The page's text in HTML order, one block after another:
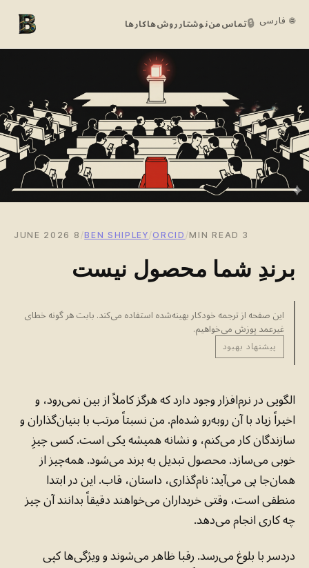
کارهاروش‌ها نوشتارمن تماس🔒
8 JUNE 2026 /BEN SHIPLEY / ORCID / 3 MIN READ
برندِ شما محصول نیست
این صفحه از ترجمه خودکار بهینه‌شده استفاده می‌کند. بابت هر گونه خطای
غیرعمد پوزش می‌خواهیم.
پیشنهاد بهبود
الگویی در نرم‌افزار وجود دارد که هرگز کاملاً از بین نمی‌رود، و
اخیراً زیاد با آن روبه‌رو شده‌ام. من نسبتاً مرتب با بنیان‌گذاران و
سازندگان کار می‌کنم، و نشانه همیشه یکی است. کسی چیزِ
خوبی می‌سازد. محصول تبدیل به برند می‌شود. همه‌چیز از
همان‌جا پی می‌آید: نام‌گذاری، داستان، قاب. این در ابتدا
منطقی است، وقتی خریداران می‌خواهند دقیقاً بدانند آن چیز
چه کاری انجام می‌دهد.
دردسر با بلوغ می‌رسد. رقبا ظاهر می‌شوند و ویژگی‌ها کپی
🌐 فارسی